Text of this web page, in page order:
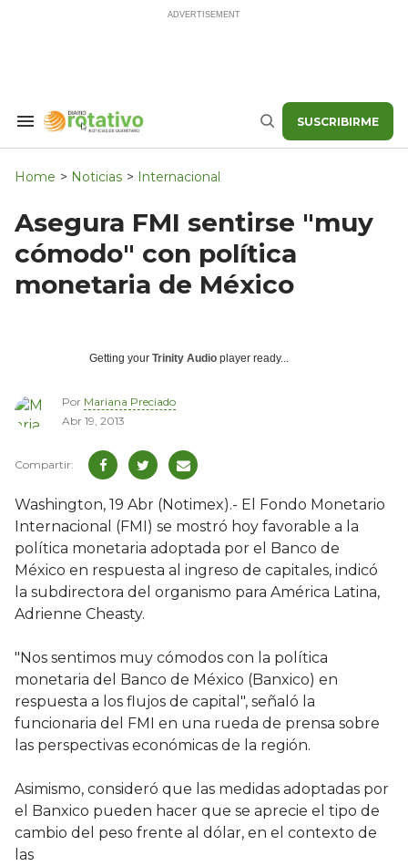
Search
Navigation
Buscar SUSCRIBIRME
Home > Noticias > Internacional
Asegura FMI sentirse "muy
cómodo" con política
monetaria de México
Getting your Trinity Audio player ready...
Por Mariana Preciado
Abr 19, 2013
Washington, 19 Abr (Notimex).- El Fondo Monetario
Internacional (FMI) se mostró hoy favorable a la
política monetaria adoptada por el Banco de
México en respuesta al ingreso de capitales, indicó
la subdirectora del organismo para América Latina,
Adrienne Cheasty.
"Nos sentimos muy cómodos con la política
monetaria del Banco de México (Banxico) en
respuesta a los flujos de capital", señaló la
funcionaria del FMI en una rueda de prensa sobre
las perspectivas económicas de la región.
Asimismo, consideró que las medidas adoptadas por
el Banxico pueden hacer que se aprecie el tipo de
cambio del peso frente al dólar, en el contexto de
las